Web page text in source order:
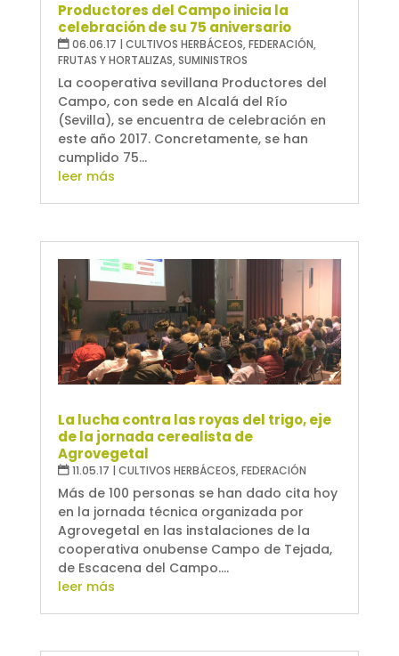
Productores del Campo inicia la
celebración de su 75 aniversario
06.06.17 | CULTIVOS HERBÁCEOS,FEDERACIÓN,
FRUTAS Y HORTALIZAS,SUMINISTROS
La cooperativa sevillana Productores del
Campo, con sede en Alcalá del Río
(Sevilla), se encuentra de celebración en
este año 2017. Concretamente, se han
cumplido 75...
leer más
La lucha contra las royas del trigo, eje
de la jornada cerealista de
Agrovegetal
11.05.17 | CULTIVOS HERBÁCEOS,FEDERACIÓN
Más de 100 personas se han dado cita hoy
en la jornada técnica organizada por
Agrovegetal en las instalaciones de la
cooperativa onubense Campo de Tejada,
de Escacena del Campo....
leer más